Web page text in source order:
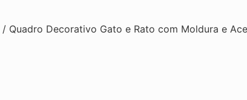
/ Quadro Decorativo Gato e Rato com Moldura e